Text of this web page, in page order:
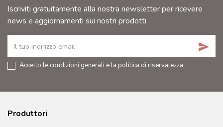
Iscriviti gratuitamente alla nostra newsletter per ricevere
news e aggiornamenti sui nostri prodotti
send
Accetto le condizioni generali e la politica di riservatezza
Produttori